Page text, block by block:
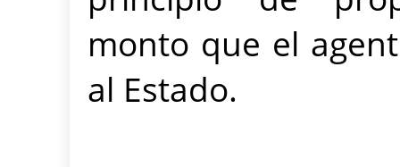
monto que el
al Estado.